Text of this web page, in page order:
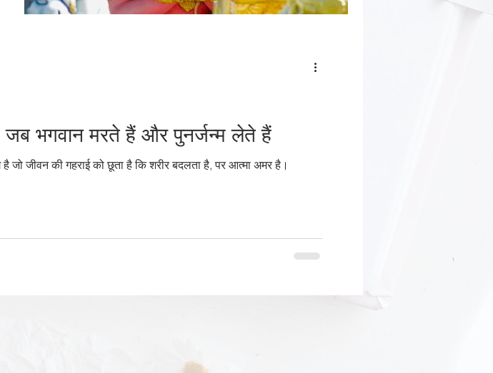
– भाग २ नवकलेवर: जब भगवान मरते हैं और पुनर्जन्म लेते हैं
जो जीवन की गहराई को छूता है कि शरीर बदलता है, पर आत्मा अमर है।